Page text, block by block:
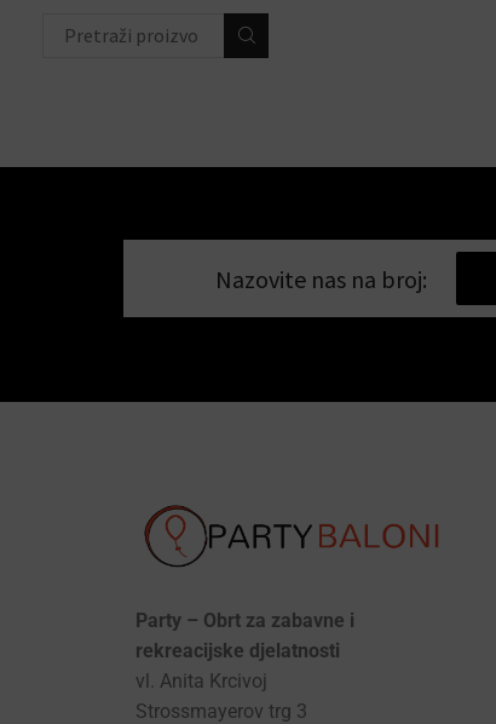
Nazovite nas na broj:
Party – Obrt za zabavne i
rekreacijske djelatnosti
vl. Anita Krcivoj
Strossmayerov trg 3